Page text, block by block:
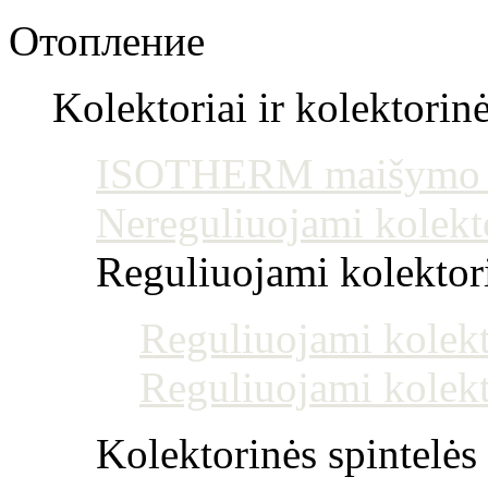
Отопление
Kolektoriai ir
ISOTHERM
Nereguliuojami
Reguliuojami
Reguliuojami
Reguliuojami
Kolektorinės spintelės